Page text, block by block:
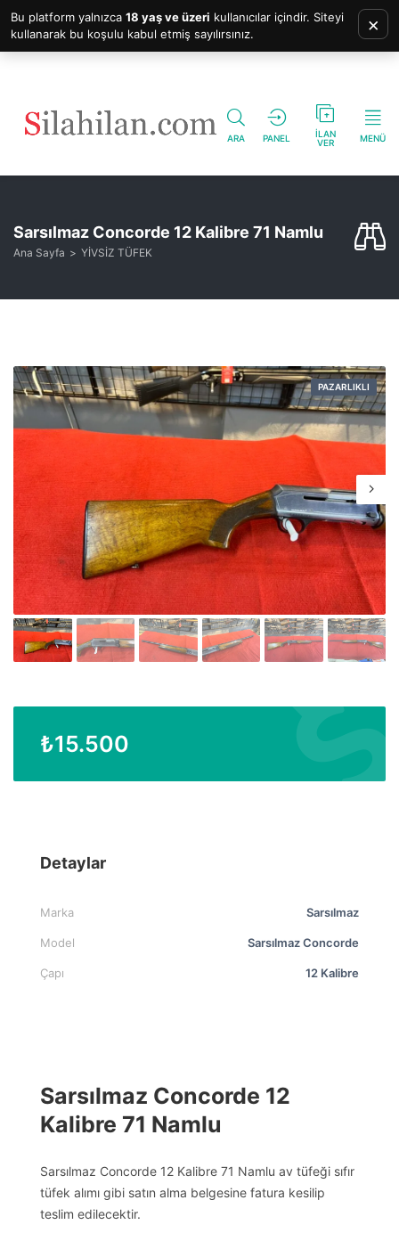
ARA PANEL
İLAN
VER
MENÜ
Sarsılmaz Concorde 12 Kalibre 71 Namlu
Ana Sayfa YİVSİZ TÜFEK
PAZARLIKLI
₺15.500
Detaylar
Marka Sarsılmaz
Model Sarsılmaz Concorde
Çapı 12 Kalibre
Sarsılmaz Concorde 12
Kalibre 71 Namlu
Sarsılmaz Concorde 12 Kalibre 71 Namlu av tüfeği sıfır
tüfek alımı gibi satın alma belgesine fatura kesilip
teslim edilecektir.
Bu platform yalnızca 18 yaş ve üzeri kullanıcılar içindir. Siteyi
kullanarak bu koşulu kabul etmiş sayılırsınız.
×